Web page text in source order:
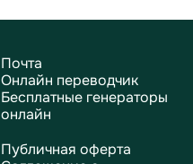
Почта
Онлайн переводчик
Бесплатные генераторы
онлайн
Публичная оферта